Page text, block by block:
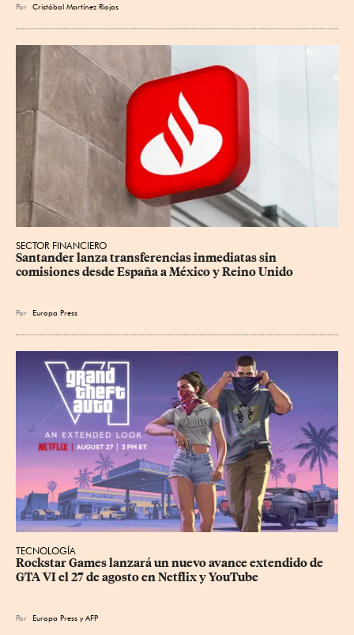
Por Cristóbal Martínez Riojas
SECTOR FINANCIERO
Santander lanza transferencias inmediatas sin
comisiones desde España a México y Reino Unido
Por Europa Press
TECNOLOGÍA
Rockstar Games lanzará un nuevo avance extendido de
GTA VI el 27 de agosto en Netflix y YouTube
Por Europa Press yAFP